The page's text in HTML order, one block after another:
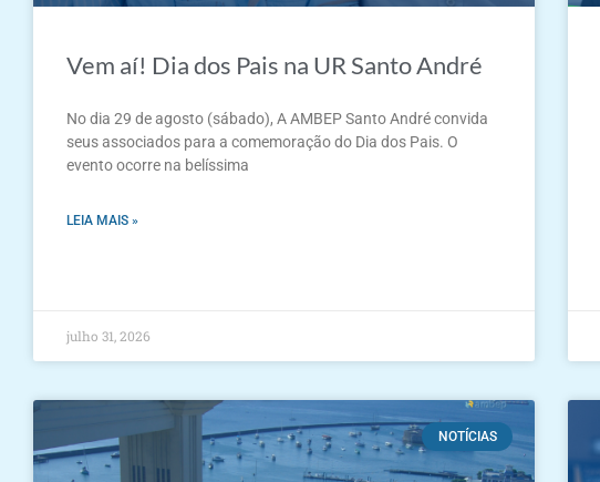
Vem aí! Dia dos Pais na UR Santo André
No dia 29 de agosto (sábado), A AMBEP Santo André convida
seus associados para a comemoração do Dia dos Pais. O
evento ocorre na belíssima
LEIA MAIS »
julho 31, 2026
NOTÍCIAS